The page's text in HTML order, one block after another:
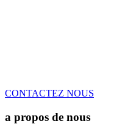
CONTACTEZ NOUS
a propos de nous